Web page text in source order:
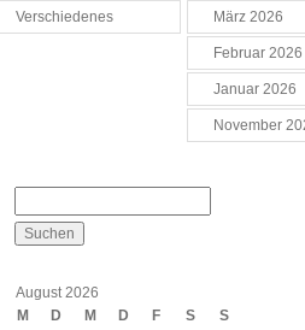
Verschiedenes März 2026
Februar 2026
Januar 2026
November
August 2026
M
D M D F S
S